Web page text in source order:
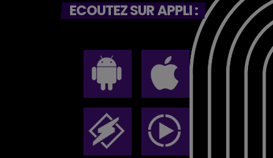
ECOUTEZ SUR APPLI :